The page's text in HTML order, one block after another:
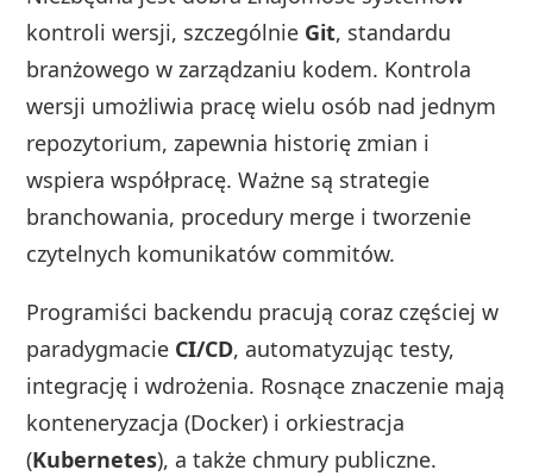
kontroli wersji, szczególnie Git, standardu
branżowego w zarządzaniu kodem. Kontrola
wersji umożliwia pracę wielu osób nad jednym
repozytorium, zapewnia historię zmian i
wspiera współpracę. Ważne są strategie
branchowania, procedury merge i tworzenie
czytelnych komunikatów commitów.
Programiści backendu pracują coraz częściej w
paradygmacie CI/CD, automatyzując testy,
integrację i wdrożenia. Rosnące znaczenie mają
konteneryzacja (Docker) i orkiestracja
(Kubernetes), a także chmury publiczne.